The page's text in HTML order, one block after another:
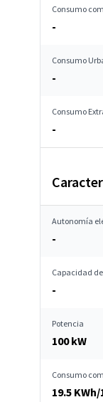
Consumo
-
Consumo
-
Consumo
-
Autonomía
-
Capacidad
-
Potencia
100 kW
Consumo
19.5